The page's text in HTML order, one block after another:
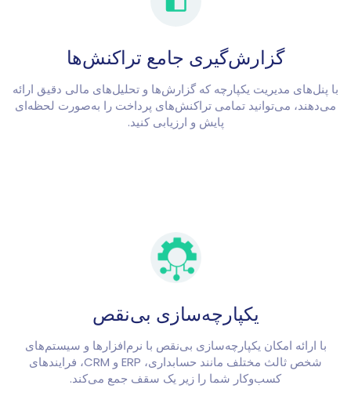
گزارش‌گیری جامع تراکنش‌ها
با پنل‌های مدیریت یکپارچه که گزارش‌ها و تحلیل‌های مالی دقیق ارائه
می‌دهند، می‌توانید تمامی تراکنش‌های پرداخت را به‌صورت لحظه‌ای
پایش و ارزیابی کنید.
یکپارچه‌سازی بی‌نقص
با ارائه امکان یکپارچه‌سازی بی‌نقص با نرم‌افزارها و سیستم‌های
شخص ثالث مختلف مانند حسابداری، ERP و CRM، فرایندهای
کسب‌وکار شما را زیر یک سقف جمع می‌کند.